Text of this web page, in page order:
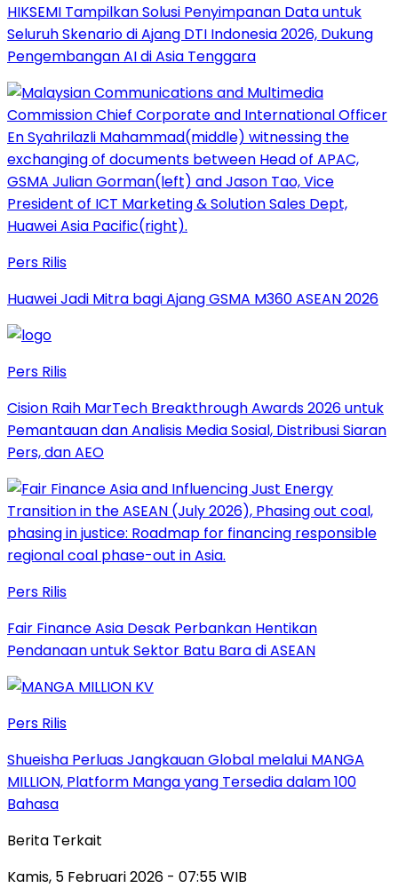
HIKSEMI Tampilkan Solusi Penyimpanan Data untuk
Seluruh Skenario di Ajang DTI Indonesia 2026, Dukung
Pengembangan AI di Asia Tenggara
Pers Rilis
Huawei Jadi Mitra bagi Ajang GSMA M360 ASEAN 2026
Pers Rilis
Cision Raih MarTech Breakthrough Awards 2026 untuk
Pemantauan dan Analisis Media Sosial, Distribusi Siaran
Pers, dan AEO
Pers Rilis
Fair Finance Asia Desak Perbankan Hentikan
Pendanaan untuk Sektor Batu Bara di ASEAN
Pers Rilis
Shueisha Perluas Jangkauan Global melalui MANGA
MILLION, Platform Manga yang Tersedia dalam 100
Bahasa
Berita Terkait
Kamis, 5 Februari 2026 - 07:55 WIB